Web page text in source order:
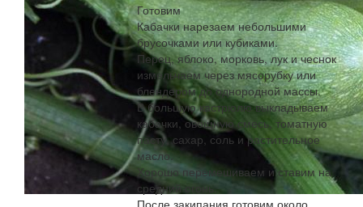
Готовим
Кабачки нарезаем небольшими
брусочками или кубиками.
Перец, яблоко, морковь, лук и чеснок
измельчаем через мясорубку или
блендером до однородной массы.
В большую кастрюлю выкладываем
кабачки, овощную смесь, томатную
пасту, сахар, соль и растительное
масло.
Хорошо перемешиваем и ставим на
средний огонь.
После закипания готовим около